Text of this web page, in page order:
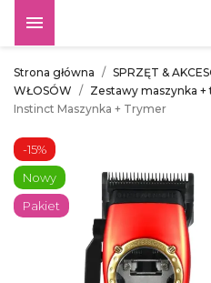

Strona główna SPRZĘT &
WŁOSÓW
Zestawy maszynka
Instinct Maszynka + Trymer
-15%
Nowy
Pakiet